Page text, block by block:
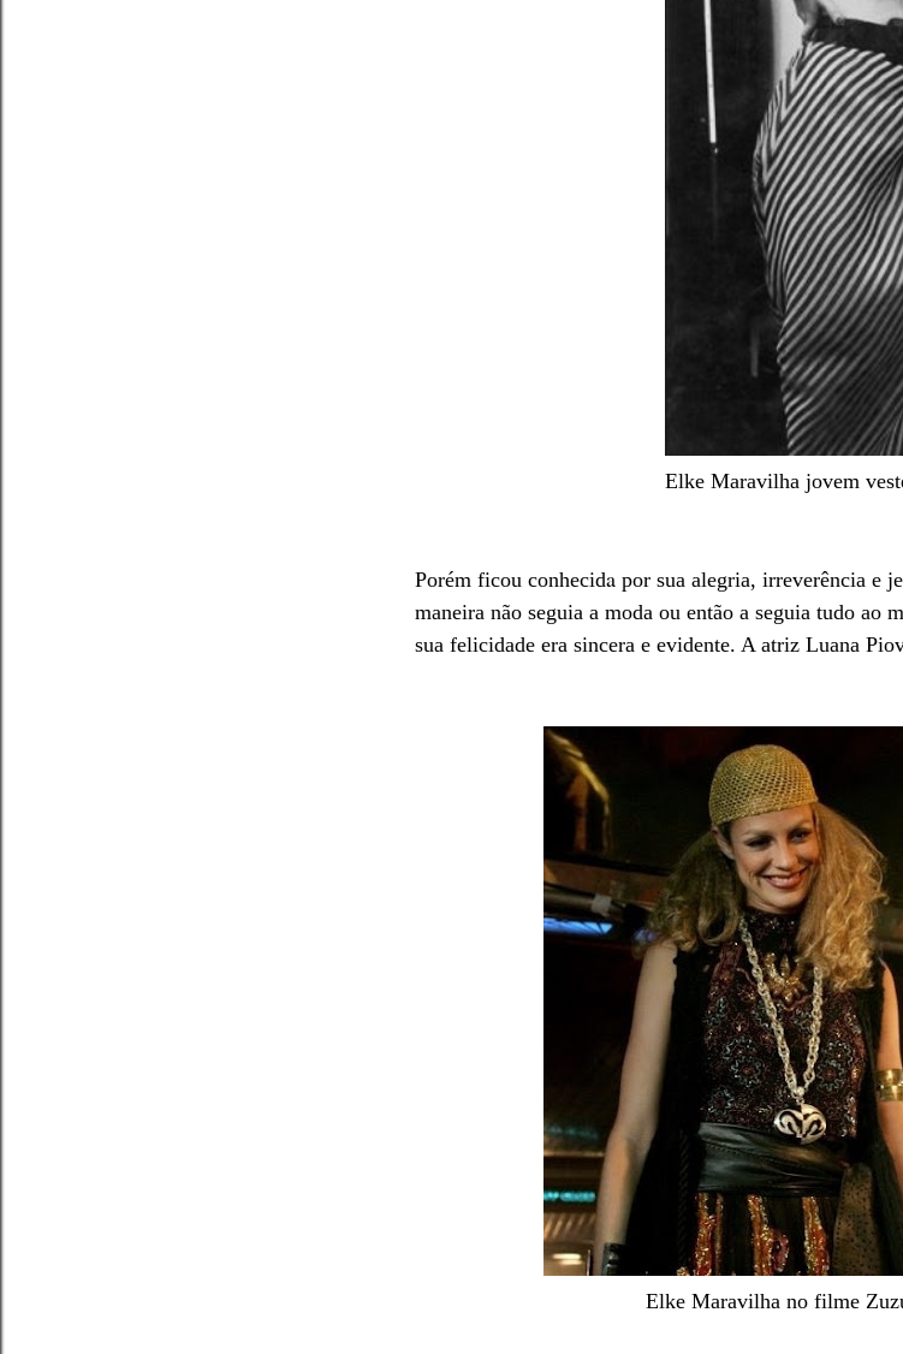
Elke Maravilha jovem
Porém ficou conhecidapor sua alegria, irreverência e
maneira não seguia a moda ou então a seguia tudo ao
sua felicidade era sincera e evidente. A atriz Luana
Elke Maravilha no filme